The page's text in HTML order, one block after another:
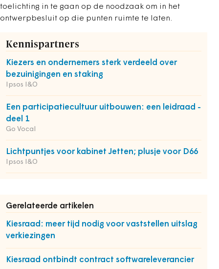
toelichting in te gaan op de noodzaak om in het
ontwerpbesluit op die punten ruimte te laten.
Kennispartners
Kiezers en ondernemers sterk verdeeld over
bezuinigingen en staking
Ipsos I&O
Een participatiecultuur uitbouwen: een leidraad -
deel 1
Go Vocal
Lichtpuntjes voor kabinet Jetten; plusje voor D66
Ipsos I&O
Gerelateerde artikelen
Kiesraad: meer tijd nodig voor vaststellen uitslag
verkiezingen
Kiesraad ontbindt contract softwareleverancier